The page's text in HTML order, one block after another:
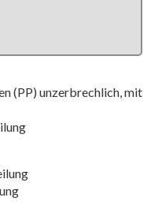
(PP) unzerbrechlich, mit